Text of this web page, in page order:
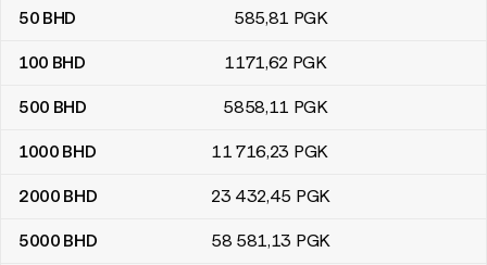
50 BHD 585,81 PGK
100 BHD 1171,62 PGK
500 BHD 5858,11 PGK
1000 BHD 11 716,23 PGK
2000 BHD 23 432,45 PGK
5000 BHD 58 581,13 PGK